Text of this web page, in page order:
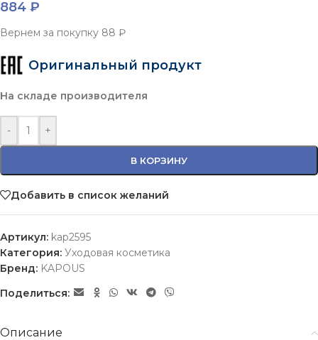
884 ₽
Вернем за покупку 88 ₽
Оригинальный продукт
На складе производителя
- +
В КОРЗИНУ
Добавить в список желаний
Артикул: kap2595
Категория: Уходовая косметика
Бренд: KAPOUS
Поделиться:
Описание